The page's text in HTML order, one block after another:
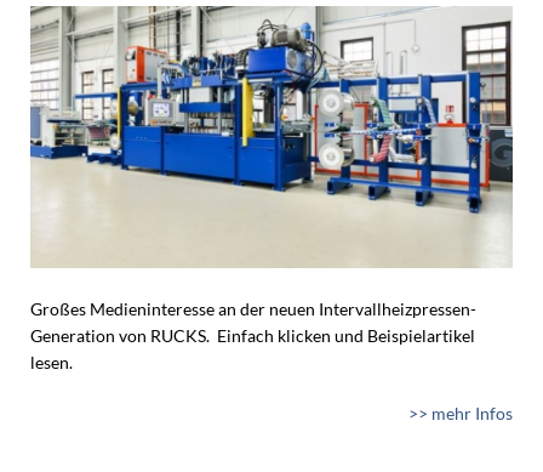
Großes Medieninteresse an der neuen Intervallheizpressen-
Generation von RUCKS. Einfach klicken und Beispielartikel
lesen.
>> mehr Infos